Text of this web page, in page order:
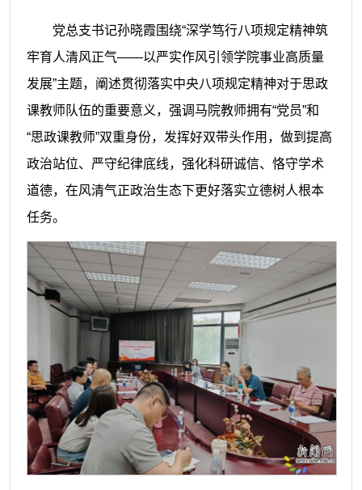
党总支书记孙晓霞围绕“深学笃行八项规定精神筑
牢育人清风正气——以严实作风引领学院事业高质量
发展”主题，阐述贯彻落实中央八项规定精神对于思政
课教师队伍的重要意义，强调马院教师拥有“党员”和
“思政课教师”双重身份，发挥好双带头作用，做到提高
政治站位、严守纪律底线，强化科研诚信、恪守学术
道德，在风清气正政治生态下更好落实立德树人根本
任务。